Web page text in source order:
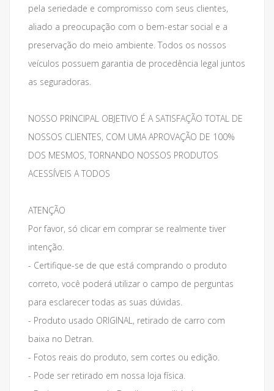
pela seriedade e compromisso com seus clientes,
aliado a preocupação com o bem-estar social e a
preservação do meio ambiente. Todos os nossos
veículos possuem garantia de procedência legal juntos
as seguradoras.
NOSSO PRINCIPAL OBJETIVO É A SATISFAÇÃO TOTAL DE
NOSSOS CLIENTES, COM UMA APROVAÇÃO DE 100%
DOS MESMOS, TORNANDO NOSSOS PRODUTOS
ACESSÍVEIS A TODOS
ATENÇÃO
Por favor, só clicar em comprar se realmente tiver
intenção.
- Certifique-se de que está comprando o produto
correto, você poderá utilizar o campo de perguntas
para esclarecer todas as suas dúvidas.
- Produto usado ORIGINAL, retirado de carro com
baixa no Detran.
- Fotos reais do produto, sem cortes ou edição.
- Pode ser retirado em nossa loja física.